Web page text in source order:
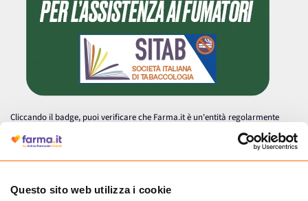
Questo sito web utilizza i cookie
Cliccando il badge, puoi verificare che Farma.it è un'entità regolarmente
autorizzata dal Ministero della Salute a effettuare la vendita online di
medicinali.